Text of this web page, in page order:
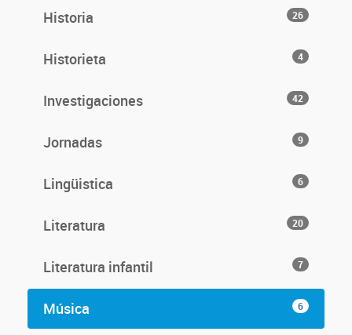
Historia 26
Historieta 4
Investigaciones 42
Jornadas 9
Lingüistica 6
Literatura 20
Literatura infantil 7
Música 6